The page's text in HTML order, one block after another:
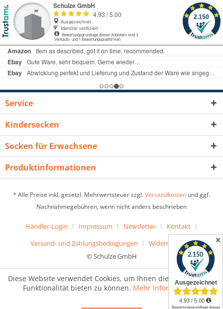
✕
Service
Kindersocken
Socken für Erwachsene
Produktinformationen
* Alle Preise inkl. gesetzl. Mehrwertsteuer zzgl.Versandkosten und ggf.
Nachnahmegebühren, wenn nicht anders beschrieben
Händler-Login Impressum Newsletter
Kontakt
Versand- und Zahlungsbedingungen
Widerrufsrecht
© Schulze GmbH
Diese Website verwendet Cookies, um Ihnen die bestmögliche
Funktionalität bieten zu können. Mehr Informationen